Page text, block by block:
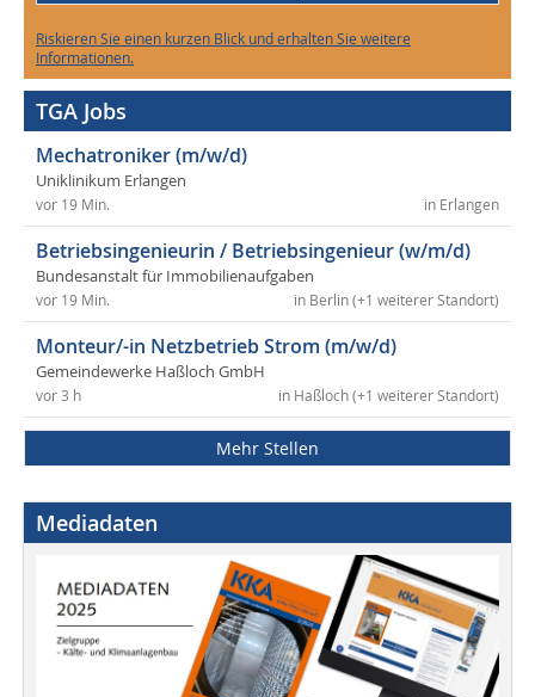
Riskieren Sie einen kurzen Blick und erhalten Sie weitere
Informationen.
TGA Jobs
Mechatroniker (m/w/d)
Uniklinikum Erlangen
in Erlangen
vor 19 Min.
Betriebsingenieurin / Betriebsingenieur (w/m/d)
Bundesanstalt für Immobilienaufgaben
in Berlin (+1 weiterer Standort)
vor 19 Min.
Monteur/-in Netzbetrieb Strom (m/w/d)
Gemeindewerke Haßloch GmbH
in Haßloch (+1 weiterer Standort)
vor 3 h
Mehr Stellen
Mediadaten